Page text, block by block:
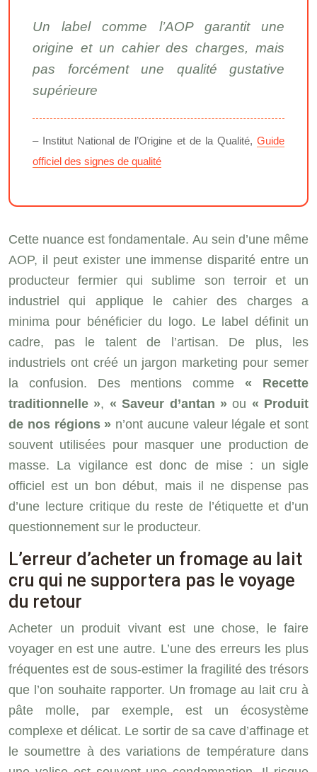
Un label comme l’AOP garantit une
origine et un cahier des charges, mais
pas forcément une qualité gustative
supérieure
– Institut National de l’Origine et de la Qualité, Guide
officiel des signes de qualité
Cette nuance est fondamentale. Au sein d’une même
AOP, il peut exister une immense disparité entre un
producteur fermier qui sublime son terroir et un
industriel qui applique le cahier des charges a
minima pour bénéficier du logo. Le label définit un
cadre, pas le talent de l’artisan. De plus, les
industriels ont créé un jargon marketing pour semer
la confusion. Des mentions comme« Recette
traditionnelle », « Saveur d’antan »ou « Produit
de nos régions » n’ont aucune valeur légale et sont
souvent utilisées pour masquer une production de
masse. La vigilance est donc de mise : un sigle
officiel est un bon début, mais il ne dispense pas
d’une lecture critique du reste de l’étiquette et d’un
questionnement sur le producteur.
L’erreur d’acheter un fromage au lait
cru qui ne supportera pas le voyage
du retour
Acheter un produit vivant est une chose, le faire
voyager en est une autre. L’une des erreurs les plus
fréquentes est de sous-estimer la fragilité des trésors
que l’on souhaite rapporter. Un fromage au lait cru à
pâte molle, par exemple, est un écosystème
complexe et délicat. Le sortir de sa cave d’affinage et
le soumettre à des variations de température dans